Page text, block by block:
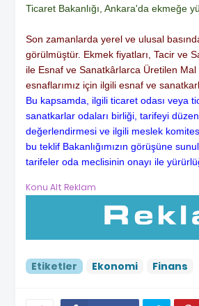
Ticaret Bakanlığı, Ankara'da ekmeğe
Son zamanlarda yerel ve ulusal
görülmüştür. Ekmek fiyatları, Tacir ve
ile Esnaf ve Sanatkârlarca Üretilen
esnaflarımız için ilgili esnaf ve
Bu kapsamda, ilgili ticaret odası veya
sanatkarlar odaları birliği, tarifeyi
değerlendirmesi ve ilgili meslek
bu teklif Bakanlığımızın görüşüne
tarifeler oda meclisinin onayı ile
Konu Alt Reklam
Etiketler Ekonomi Finans